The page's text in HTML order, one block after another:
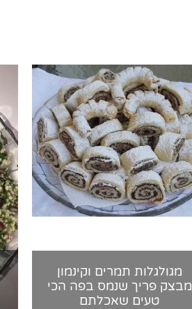
מגולגלות תמרים וקינמון
מבצק פריך שנמס בפה הכי
טעים שאכלתם